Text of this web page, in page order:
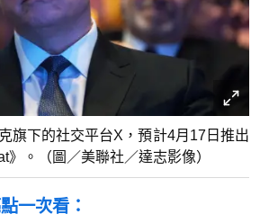
旗下的社交平台X，預計4月17日推出
。（圖／美聯社／達志影像）
一次看：